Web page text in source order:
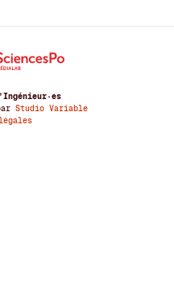
Studio Variable